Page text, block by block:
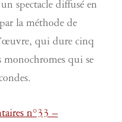
spectacle diffusé en
la méthode de
qui dure cinq
monochromes qui se
n°33 –